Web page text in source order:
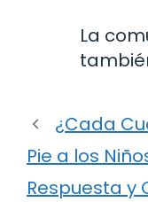
La
¿Cada
Pie a los
Respuesta y